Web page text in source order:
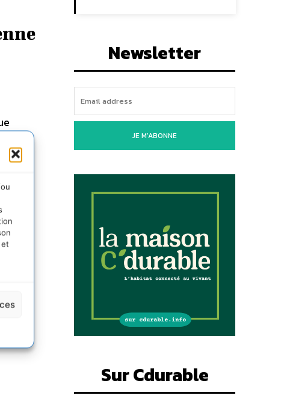
Newsletter
JE M'ABONNE
Sur Cdurable